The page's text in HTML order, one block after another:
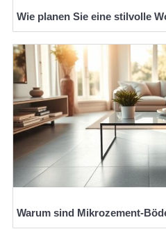
Wie planen Sie eine stilvolle
Warum sind Mikrozement-